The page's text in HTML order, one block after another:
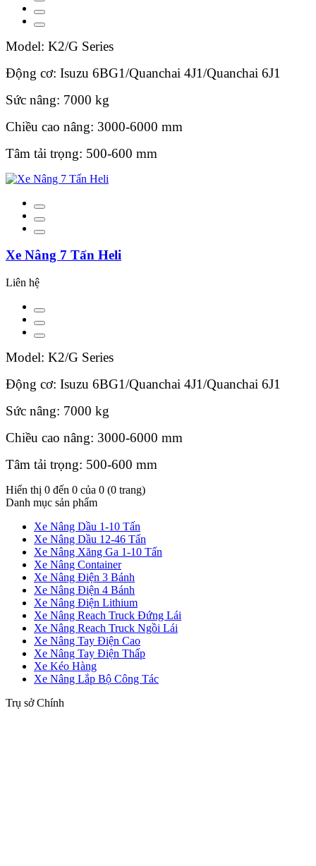
Model: K2/G Series
Động cơ: Isuzu 6BG1/Quanchai 4J1/Quanchai 6J1
Sức nâng: 7000 kg
Chiều cao nâng: 3000-6000 mm
Tâm tải trọng: 500-600 mm
Xe Nâng 7 Tấn Heli
Liên hệ
Model: K2/G Series
Động cơ: Isuzu 6BG1/Quanchai 4J1/Quanchai 6J1
Sức nâng: 7000 kg
Chiều cao nâng: 3000-6000 mm
Tâm tải trọng: 500-600 mm
Hiển thị 0 đến 0 của 0 (0 trang)
Danh mục sản phẩm
Xe Nâng Dầu 1-10 Tấn
Xe Nâng Dầu 12-46 Tấn
Xe Nâng Xăng Ga 1-10 Tấn
Xe Nâng Container
Xe Nâng Điện 3 Bánh
Xe Nâng Điện 4 Bánh
Xe Nâng Điện Lithium
Xe Nâng Reach Truck Đứng Lái
Xe Nâng Reach Truck Ngồi Lái
Xe Nâng Tay Điện Cao
Xe Nâng Tay Điện Thấp
Xe Kéo Hàng
Xe Nâng Lắp Bộ Công Tác
Trụ sở Chính